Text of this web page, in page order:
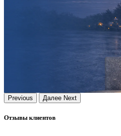
Previous Далее Next
Отзывы клиентов